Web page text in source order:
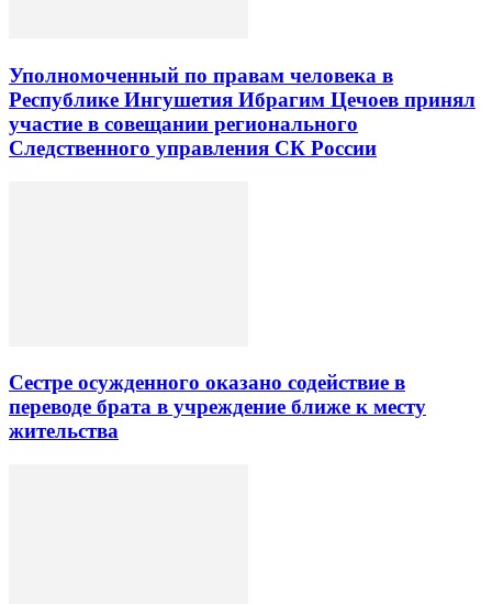
Уполномоченный по правам человека в
Республике Ингушетия Ибрагим Цечоев принял
участие в совещании регионального
Следственного управления СК России
Сестре осужденного оказано содействие в
переводе брата в учреждение ближе к месту
жительства